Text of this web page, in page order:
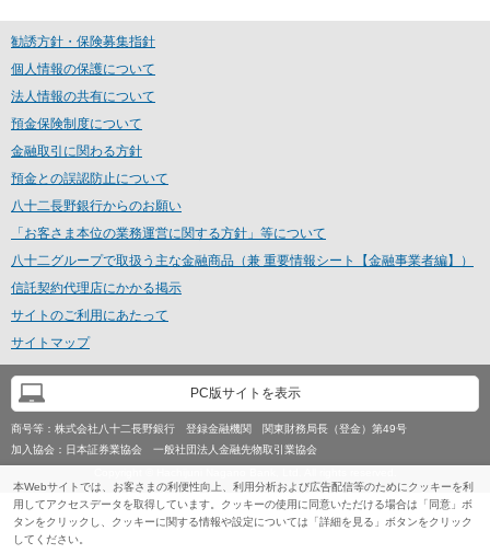
勧誘方針・保険募集指針
個人情報の保護について
法人情報の共有について
預金保険制度について
金融取引に関わる方針
預金との誤認防止について
八十二長野銀行からのお願い
「お客さま本位の業務運営に関する方針」等について
八十二グループで取扱う主な金融商品（兼 重要情報シート【金融事業者編】）
信託契約代理店にかかる掲示
サイトのご利用にあたって
サイトマップ
PC版サイトを表示
商号等： 株式会社八十二長野銀行 登録金融機関 関東財務局長（登金）第49号
加入協会： 日本証券業協会 一般社団法人金融先物取引業協会
本Webサイトでは、お客さまの利便性向上、利用分析および広告配信等のためにクッキーを利
用してアクセスデータを取得しています。クッキーの使用に同意いただける場合は「同意」ボ
タンをクリックし、クッキーに関する情報や設定については「詳細を見る」ボタンをクリック
してください。